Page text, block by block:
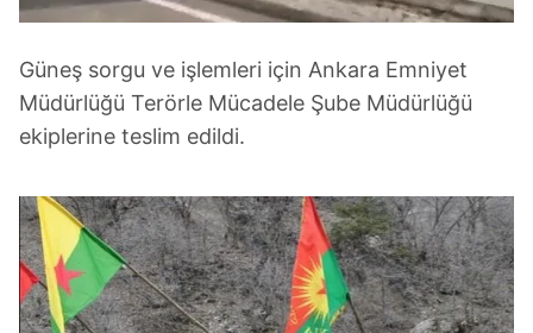
Güneş sorgu ve işlemleri için Ankara Emniyet
Müdürlüğü Terörle Mücadele Şube Müdürlüğü
ekiplerine teslim edildi.